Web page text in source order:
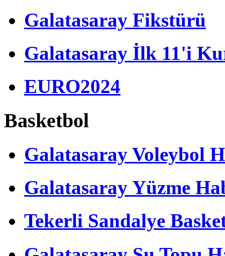
Galatasaray Fikstürü
Galatasaray İlk 11'i
EURO2024
Basketbol
Galatasaray Voleybol
Galatasaray Yüzme
Tekerli Sandalye